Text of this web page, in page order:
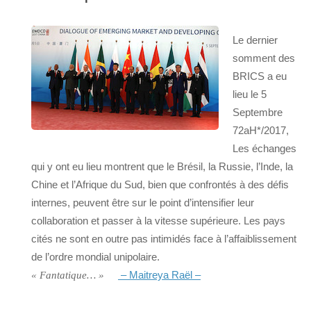
Le dernier
somment des
BRICS a eu
lieu le 5
Septembre
72aH*/2017,
Les échanges
qui y ont eu lieu montrent que le Brésil, la Russie, l’Inde, la
Chine et l’Afrique du Sud, bien que confrontés à des défis
internes, peuvent être sur le point d’intensifier leur
collaboration et passer à la vitesse supérieure. Les pays
cités ne sont en outre pas intimidés face à l’affaiblissement
de l’ordre mondial unipolaire.
« Fantatique… » – Maitreya Raël –